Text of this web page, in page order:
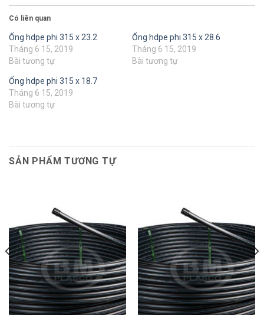
Có liên quan
Ống hdpe phi 315 x 23.2
Tháng 6 15, 2019
Bài tương tự
Ống hdpe phi 315 x 28.6
Tháng 6 15, 2019
Bài tương tự
Ống hdpe phi 315 x 18.7
Tháng 6 15, 2019
Bài tương tự
SẢN PHẨM TƯƠNG TỰ